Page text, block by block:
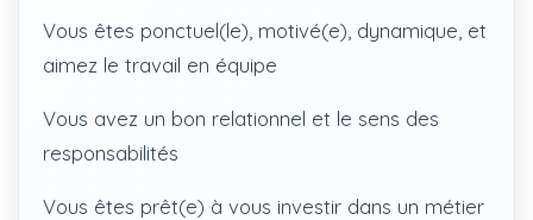
Vous êtes ponctuel(le), motivé(e), dynamique, et
aimez le travail en équipe
Vous avez un bon relationnel et le sens des
responsabilités
Vous êtes prêt(e) à vous investir dans un métier